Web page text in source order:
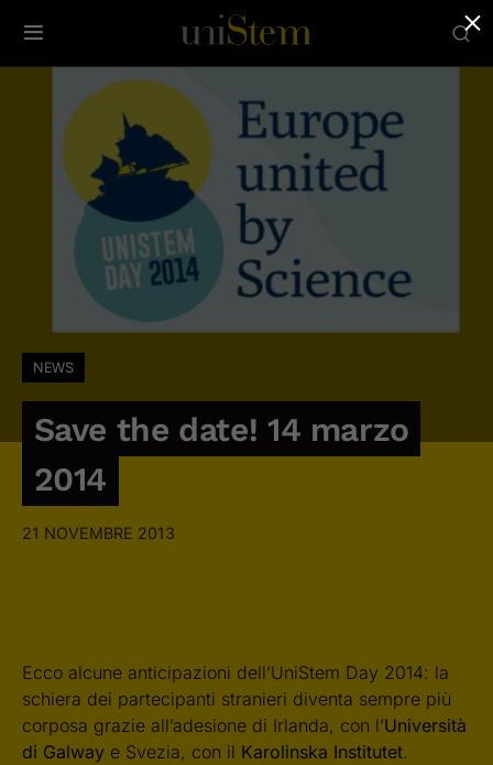
NEWS
Save the date! 14 marzo
2014
21 NOVEMBRE 2013
Ecco alcune anticipazioni dell’UniStem Day 2014: la
schiera dei partecipanti stranieri diventa sempre più
corposa grazie all’adesione di Irlanda, con l’Università
di Galway e Svezia, con il Karolinska Institutet.
×